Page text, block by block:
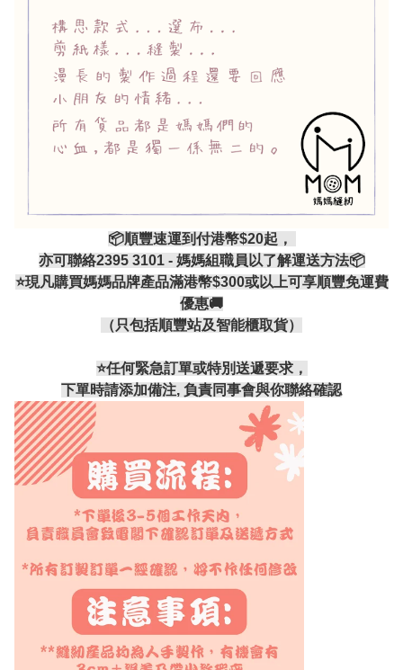
📦順豐速運到付港幣$20起，
亦可聯絡2395 3101 - 媽媽組職員以了解運送方法📦
⭐現凡購買媽媽品牌產品滿港幣$300或以上可享順豐免運費
優惠🚚
（只包括順豐站及智能櫃取貨）
⭐️任何緊急訂單或特別送遞要求，
下單時請添加備注, 負責同事會與你聯絡確認